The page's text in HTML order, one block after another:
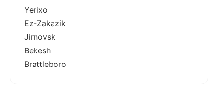
Yerixo
Ez-Zakazik
Jirnovsk
Bekesh
Brattleboro